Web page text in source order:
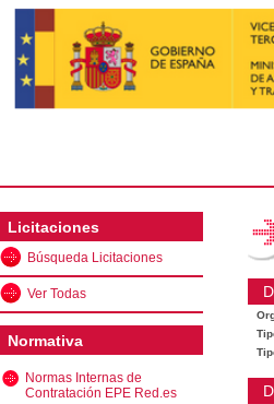
Licitaciones
Búsqueda Licitaciones
Ver Todas
Normativa
Normas Internas de
Contratación EPE Red.es